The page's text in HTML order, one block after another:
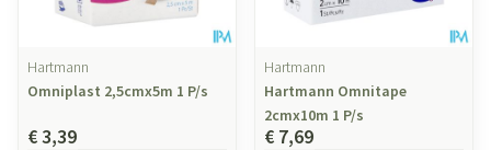
Hartmann
Omniplast 2,5cmx5m 1 P/s
€ 3,39
Hartmann
Hartmann Omnitape
2cmx10m 1 P/s
€ 7,69